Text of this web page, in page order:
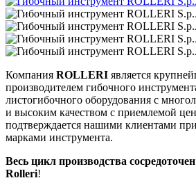
Компания ROLLERI является
производителем гибочного
листогибочного оборудования с
и высоким качеством с приемлемой
подтверждается нашими клиентами
марками инструмента.
Весь цикл производства
Rolleri!